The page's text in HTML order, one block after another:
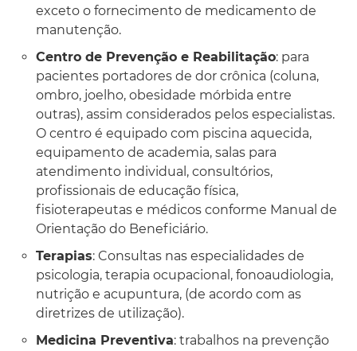
exceto o fornecimento de medicamento de
manutenção.
Centro de Prevenção e Reabilitação: para
pacientes portadores de dor crônica (coluna,
ombro, joelho, obesidade mórbida entre
outras), assim considerados pelos especialistas.
O centro é equipado com piscina aquecida,
equipamento de academia, salas para
atendimento individual, consultórios,
profissionais de educação física,
fisioterapeutas e médicos conforme Manual de
Orientação do Beneficiário.
Terapias: Consultas nas especialidades de
psicologia, terapia ocupacional, fonoaudiologia,
nutrição e acupuntura, (de acordo com as
diretrizes de utilização).
Medicina Preventiva: trabalhos na prevenção